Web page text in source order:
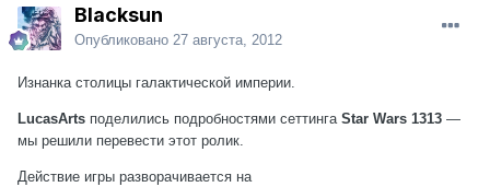
Blacksun
Опубликовано 27 августа, 2012
Изнанка столицы галактической империи.
LucasArts поделились подробностями сеттинга Star Wars 1313 —
мы решили перевести этот ролик.
Действие игры разворачивается на